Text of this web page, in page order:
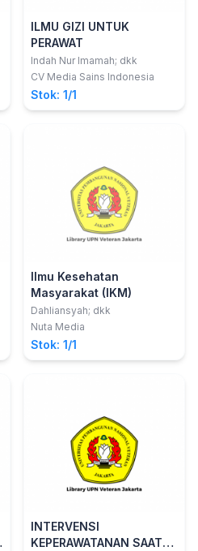
ILMU GIZI UNTUK
PERAWAT
Indah Nur Imamah; dkk
CV Media Sains Indonesia
Stok: 1/1
Ilmu Kesehatan
Masyarakat (IKM)
Dahliansyah; dkk
Nuta Media
Stok: 1/1
INTERVENSI
KEPERAWATANAN SAAT